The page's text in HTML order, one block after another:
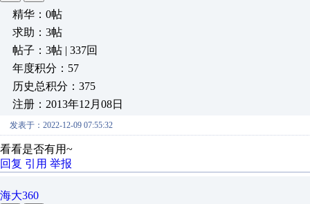
精华：0帖
求助：3帖
帖子：3帖 | 337回
年度积分：57
历史总积分：375
注册：2013年12月08日
发表于：2022-12-09 07:55:32
看看是否有用~
回复 引用 举报
海大360